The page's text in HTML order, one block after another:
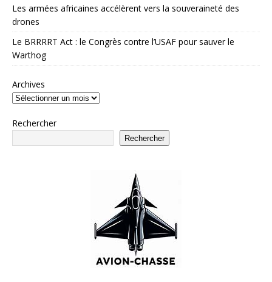
Les armées africaines accélèrent vers la souveraineté des
drones
Le BRRRRT Act : le Congrès contre l’USAF pour sauver le
Warthog
Archives
Rechercher
Rechercher